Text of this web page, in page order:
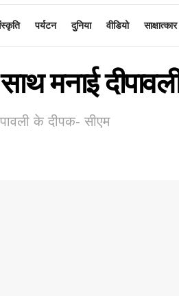
पर्यटन दुनिया वीडियो साक्षात्कार
मनाई दीपावली
के दीपक- सीएम